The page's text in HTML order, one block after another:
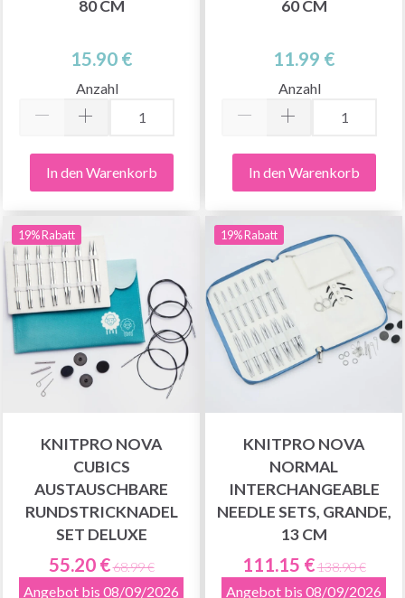
0 CM
15.90 €
Anzahl
In den Warenkorb
0 CM
11.99 €
Anzahl
In den Warenkorb
19% Rabatt
KNITPRO NOVA
CUBICS
AUSTAUSCHBARE
RUNDSTRICKNADEL
SET DELUXE
55.20 €68.99 €
Angebot bis 08/09/2026
19% Rabatt
KNITPRO NOVA
NORMAL
INTERCHANGEABLE
NEEDLE SETS, GRANDE,
13 CM
111.15 €138.90 €
Angebot bis 08/09/2026